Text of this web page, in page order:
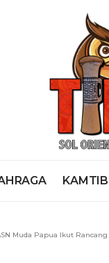
Muda Papua Ikut